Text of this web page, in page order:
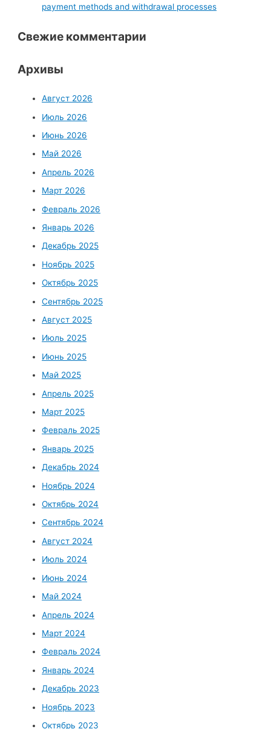
payment methods and withdrawal processes
Свежие комментарии
Архивы
Август 2026
Июль 2026
Июнь 2026
Май 2026
Апрель 2026
Март 2026
Февраль 2026
Январь 2026
Декабрь 2025
Ноябрь 2025
Октябрь 2025
Сентябрь 2025
Август 2025
Июль 2025
Июнь 2025
Май 2025
Апрель 2025
Март 2025
Февраль 2025
Январь 2025
Декабрь 2024
Ноябрь 2024
Октябрь 2024
Сентябрь 2024
Август 2024
Июль 2024
Июнь 2024
Май 2024
Апрель 2024
Март 2024
Февраль 2024
Январь 2024
Декабрь 2023
Ноябрь 2023
Октябрь 2023